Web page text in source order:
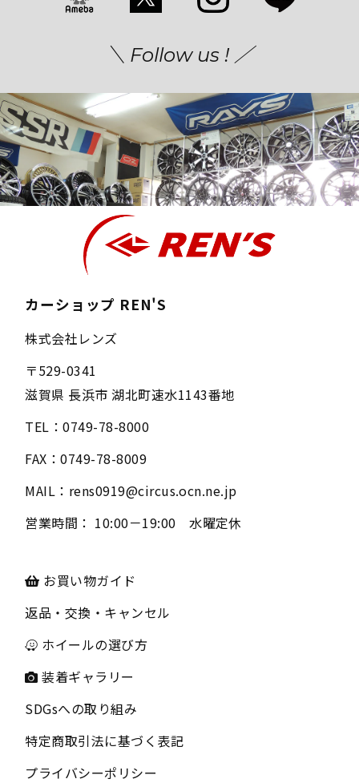
＼ Follow us ! ／
カーショップ REN'S
株式会社レンズ
〒529-0341
滋賀県 長浜市 湖北町速水1143番地
TEL：0749-78-8000
FAX：0749-78-8009
MAIL： rens0919@circus.ocn.ne.jp
営業時間： 10:00－19:00 水曜定休
お買い物ガイド
返品・交換・キャンセル
ホイールの選び方
装着ギャラリー
SDGsへの取り組み
特定商取引法に基づく表記
プライバシーポリシー